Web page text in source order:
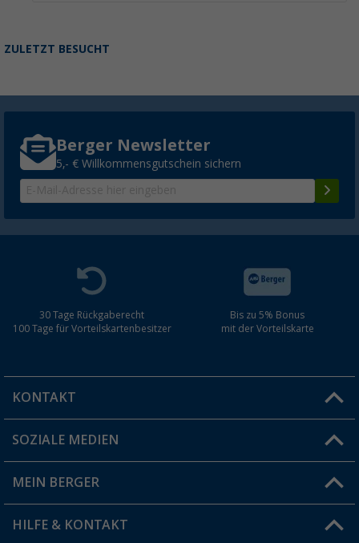
ZULETZT BESUCHT
Berger Newsletter
5,- € Willkommensgutschein sichern
30 Tage Rückgaberecht
100 Tage für Vorteilskartenbesitzer
Bis zu 5% Bonus
mit der Vorteilskarte
KONTAKT
Du hast eine Frage?
Filiale finden
SOZIALE MEDIEN
MEIN BERGER
Vorteilskarte
HILFE & KONTAKT